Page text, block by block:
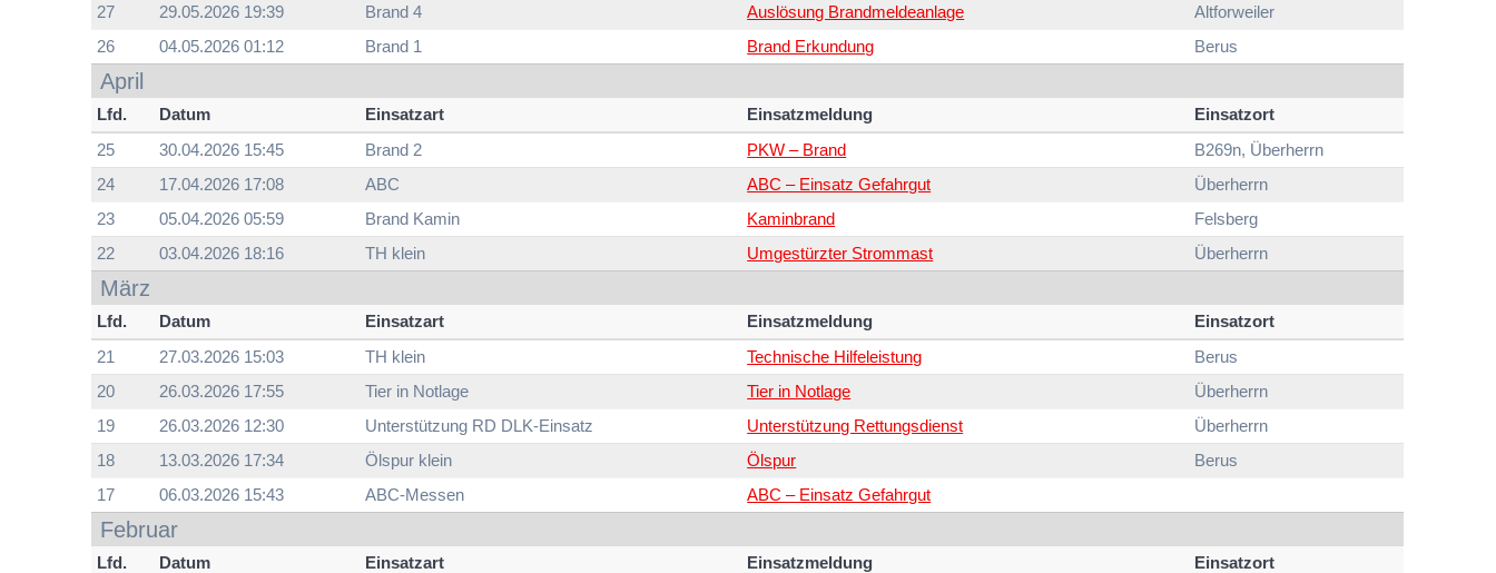
27
29.05.2026 19:39 Brand 4 Auslösung Brandmeldeanlage
Altforweiler
26
04.05.2026 01:12 Brand 1 Brand Erkundung Berus
April
Lfd. Datum Einsatzart Einsatzmeldung
Einsatzort
25
30.04.2026 15:45 Brand 2 PKW – Brand
B269n, Überherrn
24
17.04.2026 17:08 ABC ABC – Einsatz Gefahrgut
Überherrn
23
05.04.2026 05:59 Brand Kamin Kaminbrand
Felsberg
22
03.04.2026 18:16 TH klein Umgestürzter Strommast Überherrn
März
Lfd. Datum Einsatzart Einsatzmeldung
Einsatzort
21
27.03.2026 15:03 TH klein Technische Hilfeleistung
Berus
20
26.03.2026 17:55 Tier in Notlage Tier in Notlage
Überherrn
19
26.03.2026 12:30 Unterstützung RD DLK-Einsatz Unterstützung Rettungsdienst
Überherrn
18
13.03.2026 17:34 Ölspur klein Ölspur
Berus
17
06.03.2026 15:43 ABC-Messen ABC – Einsatz Gefahrgut
Februar
Lfd. Datum Einsatzart Einsatzmeldung
Einsatzort